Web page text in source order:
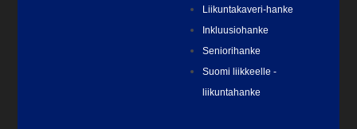
Liikuntakaveri-hanke
Inkluusiohanke
Seniorihanke
Suomi liikkeelle -
liikuntahanke